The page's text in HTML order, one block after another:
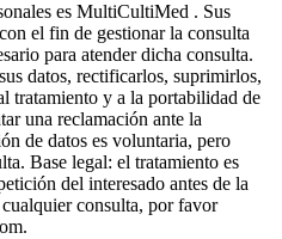
es MultiCultiMed . Sus
el fin de gestionar la consulta
para atender dicha consulta.
datos, rectificarlos, suprimirlos,
tratamiento y a la portabilidad de
una reclamación ante la
de datos es voluntaria, pero
Base legal: el tratamiento es
del interesado antes de la
consulta, por favor